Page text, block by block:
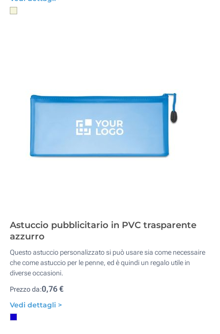
Astuccio pubblicitario in PVC trasparente
azzurro
Questo astuccio personalizzato si può usare sia come necessaire
che come astuccio per le penne, ed è quindi un regalo utile in
diverse occasioni.
Prezzo da:0,76 €
Vedi dettagli >